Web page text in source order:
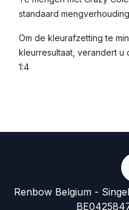
standaard
Om de kleurafzetting te
kleurresultaat, verandert u
1:4
Renbow Belgium -